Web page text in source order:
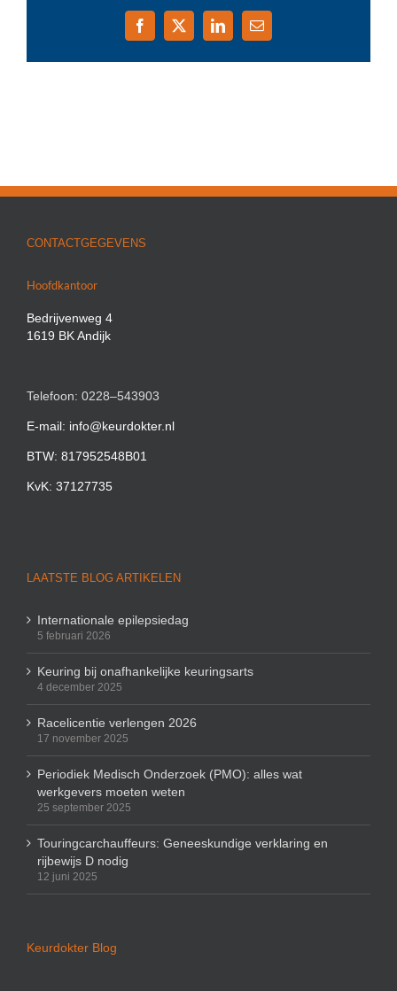
Facebook
X LinkedIn
E-
CONTACTGEGEVENS
Hoofdkantoor
Bedrijvenweg 4
1619 BK Andijk
Telefoon: 0228–543903
E-mail: info@keurdokter.nl
BTW: 817952548B01
KvK: 37127735
LAATSTE BLOG ARTIKELEN
Internationale epilepsiedag
5 februari 2026
Keuring bij onafhankelijke keuringsarts
4 december 2025
Racelicentie verlengen 2026
17 november 2025
Periodiek Medisch Onderzoek (PMO): alles wat
werkgevers moeten weten
25 september 2025
Touringcarchauffeurs: Geneeskundige verklaring en
rijbewijs D nodig
12 juni 2025
Keurdokter Blog